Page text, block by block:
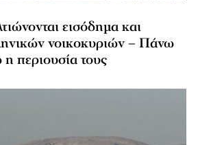
εισόδημα και
νοικοκυριών – Πάνω
περιουσία τους